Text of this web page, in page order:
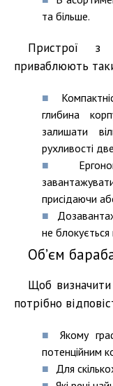
та більше.
Пристрої з
приваблюють
глибина
залишати
рухливості
присідаючи
не блокується
Об’єм
Щоб визначити
потрібно
Якому
потенційним
Для